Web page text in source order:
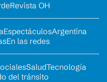
Revista OH
EspectáculosArgentina
En las redes
SaludTecnología
del tránsito